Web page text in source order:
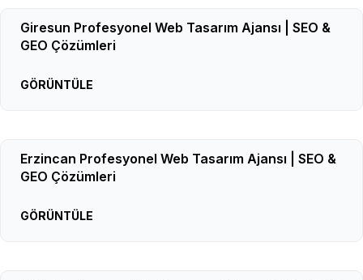
Giresun Profesyonel Web Tasarım Ajansı | SEO &
GEO Çözümleri
GÖRÜNTÜLE
Erzincan Profesyonel Web Tasarım Ajansı | SEO &
GEO Çözümleri
GÖRÜNTÜLE